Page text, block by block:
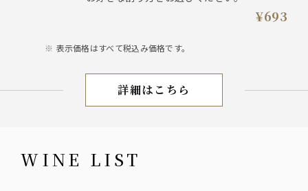
¥693
表示価格はすべて税込み価格です。
DRINK MENU
詳細はこちら
WINE LIST